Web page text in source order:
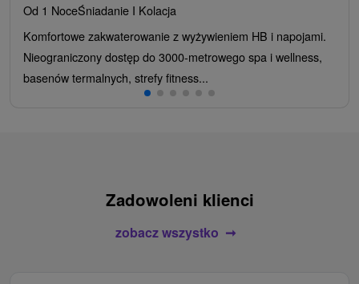
Od 1 NoceŚniadanie I Kolacja
Komfortowe zakwaterowanie z wyżywieniem HB i napojami.
Nieograniczony dostęp do 3000-metrowego spa i wellness,
basenów termalnych, strefy fitness...
Zadowoleni klienci
zobacz wszystko